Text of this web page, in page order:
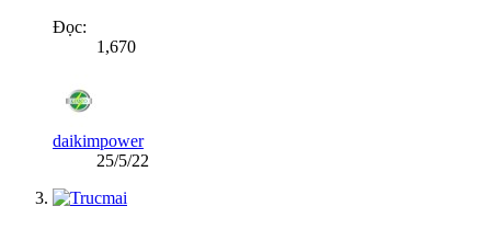
Đọc:
1,670
daikimpower
25/5/22